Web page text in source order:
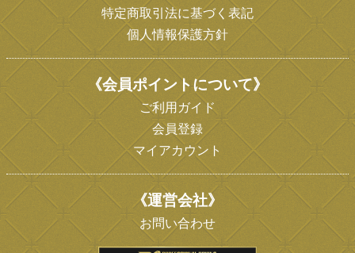
特定商取引法に基づく表記
個人情報保護方針
《会員ポイントについて》
ご利用ガイド
会員登録
マイアカウント
《運営会社》
お問い合わせ